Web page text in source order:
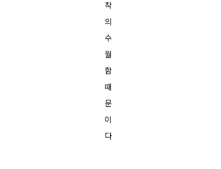
착
의
수
월
함
때
문
이
다